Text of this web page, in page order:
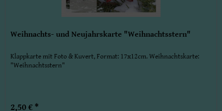
Weihnachts- und Neujahrskarte "Weihnachtsstern"
Klappkarte mit Foto & Kuvert, Format: 17x12cm. Weihnachtskarte:
"Weihnachtsstern"
2,50 € *